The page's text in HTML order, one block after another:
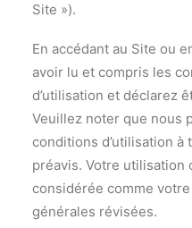
Site »).
En accédant au Site ou
avoir lu et compris les
d’utilisation et déclarez
Veuillez noter que nous
conditions d’utilisation à
préavis. Votre utilisation
considérée comme
générales révisées.